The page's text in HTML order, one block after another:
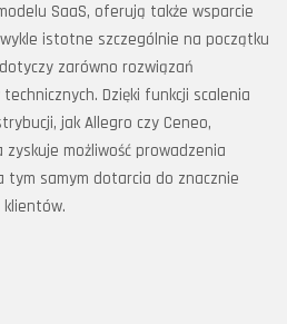
SaaS, oferują także wsparcie
istotne szczególnie na początku
zarówno rozwiązań
Dzięki funkcji scalenia
jak Allegro czy Ceneo,
możliwość prowadzenia
tym samym dotarcia do znacznie
klientów.